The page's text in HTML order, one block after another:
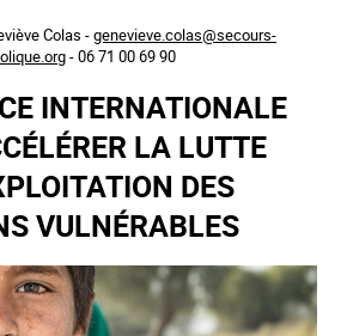
Colas -genevieve.colas@secours-
- 06 71 00 69 90
INTERNATIONALE
LA LUTTE
DES
VULNÉRABLES